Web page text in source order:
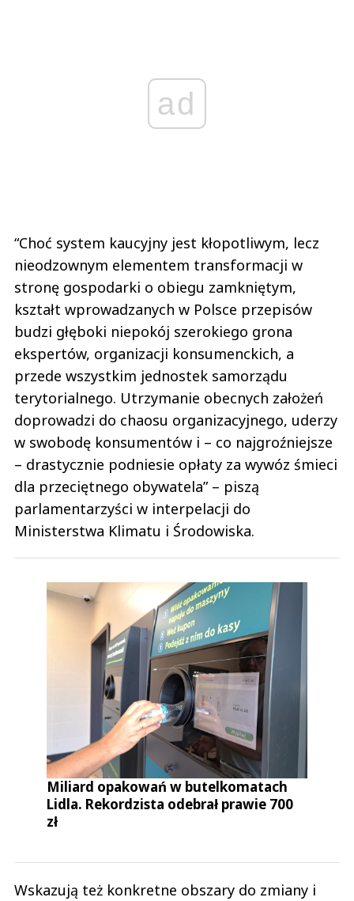
ad
“Choć system kaucyjny jest kłopotliwym, lecz
nieodzownym elementem transformacji w
stronę gospodarki o obiegu zamkniętym,
kształt wprowadzanych w Polsce przepisów
budzi głęboki niepokój szerokiego grona
ekspertów, organizacji konsumenckich, a
przede wszystkim jednostek samorządu
terytorialnego. Utrzymanie obecnych założeń
doprowadzi do chaosu organizacyjnego, uderzy
w swobodę konsumentów i – co najgroźniejsze
– drastycznie podniesie opłaty za wywóz śmieci
dla przeciętnego obywatela” – piszą
parlamentarzyści w interpelacji do
Ministerstwa Klimatu i Środowiska.
Miliard opakowań w butelkomatach
Lidla. Rekordzista odebrał prawie 700
zł
Wskazują też konkretne obszary do zmiany i